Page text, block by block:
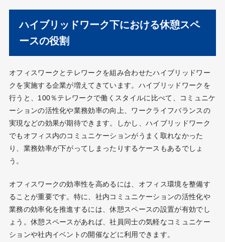
ハイブリッドワーク下における休憩スペ
ースの役割
オフィスワークとテレワークを組み合わせたハイブリッドワー
クを実施する企業が増えてきています。ハイブリッドワークを
行うと、100％テレワークで働くスタイルに比べて、コミュニケ
ーションの活性化や業務効率の向上、ワークライフバランスの
実現などの効果が期待できます。しかし、ハイブリッドワーク
でもオフィス内のコミュニケーションがうまく取れなかった
り、業務効率が下がってしまったりするケースもあるでしょ
う。
オフィスワークの効率性を高めるには、オフィス環境を整備す
ることが重要です。特に、社内コミュニケーションの活性化や
業務の効率化を推進するには、休憩スペースの設置が有効でし
ょう。休憩スペースがあれば、社員同士の気軽なコミュニケー
ションや社内イベントの開催などに利用できます。